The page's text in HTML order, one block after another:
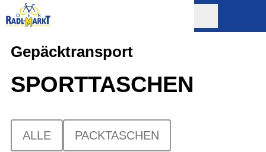
Gepäcktransport
SPORTTASCHEN
ALLE PACKTASCHEN